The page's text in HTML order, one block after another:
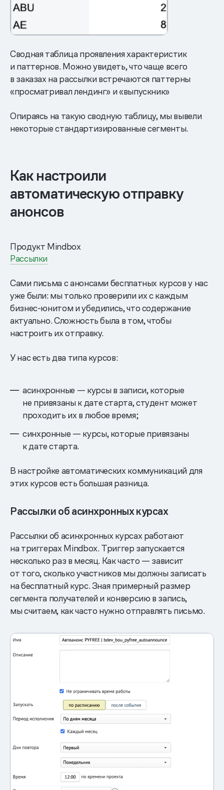
Сводная таблица проявления характеристик
и паттернов. Можно увидеть, что чаще всего
в заказах на рассылки встречаются паттерны
«просматривал лендинг» и «выпускник»
Опираясь на такую сводную таблицу, мы вывели
некоторые стандартизированные сегменты.
Как настроили
автоматическую отправку
анонсов
Продукт Mindbox
Рассылки
Сами письма с анонсами бесплатных курсов у нас
уже были: мы только проверили их с каждым
бизнес-юнитом и убедились, что содержание
актуально. Сложность была в том, чтобы
настроить их отправку.
У нас есть два типа курсов:
асинхронные — курсы в записи, которые
не привязаны к дате старта, студент может
проходить их в любое время;
синхронные — курсы, которые привязаны
к дате старта.
В настройке автоматических коммуникаций для
этих курсов есть большая разница.
Рассылки об асинхронных курсах
Рассылки об асинхронных курсах работают
на триггерах Mindbox. Триггер запускается
несколько раз в месяц. Как часто — зависит
от того, сколько участников мы должны записать
на бесплатный курс. Зная примерный размер
сегмента получателей и конверсию в запись,
мы считаем, как часто нужно отправлять письмо.